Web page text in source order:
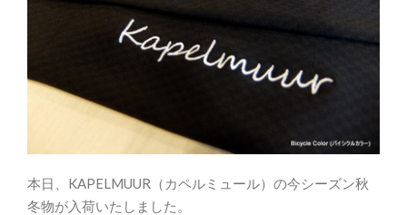
本日、KAPELMUUR（カペルミュール）の今シーズン秋
冬物が入荷いたしました。